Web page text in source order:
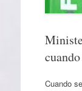
Cuando